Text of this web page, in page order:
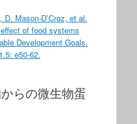
D. Mason-D’Croz, et al.
of food systems
Development Goals.
e50-62.
からの微生物蛋